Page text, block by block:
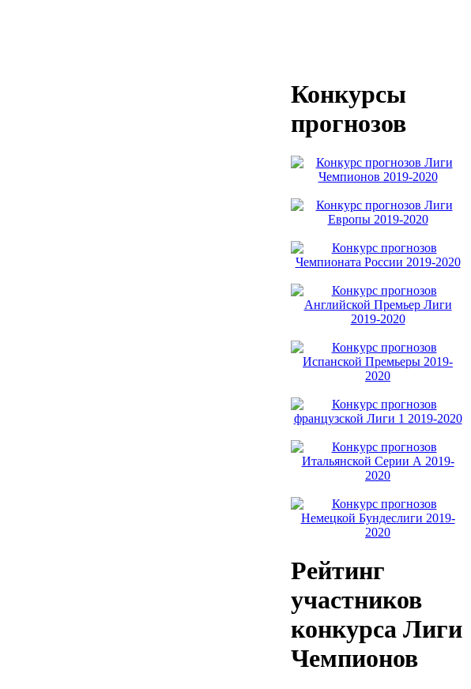
Конкурсы
прогнозов
Рейтинг
участников
конкурса Лиги
Чемпионов